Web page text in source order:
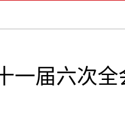
一届六次全